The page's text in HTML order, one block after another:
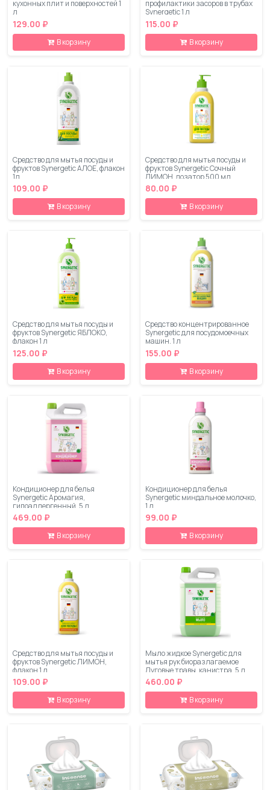
кухонных плит и поверхностей 1
л
129.00 ₽
В корзину
профилактики засоров в трубах
Synergetic 1 л
115.00 ₽
В корзину
Средство для мытья посуды и
фруктов Synergetic АЛОЕ, флакон
1л
109.00 ₽
В корзину
Средство для мытья посуды и
фруктов Synergetic Сочный
ЛИМОН, дозатор 500 мл
80.00 ₽
В корзину
Средство для мытья посуды и
фруктов Synergetic ЯБЛОКО,
флакон 1 л
125.00 ₽
В корзину
Средство концентрированное
Synergetic для посудомоечных
машин, 1 л
155.00 ₽
В корзину
Кондиционер для белья
Synergetic Аромагия,
гипоаллергенный, 5 л
469.00 ₽
В корзину
Кондиционер для белья
Synergetic миндальное молочко,
1 л
99.00 ₽
В корзину
Средство для мытья посуды и
фруктов Synergetic ЛИМОН,
флакон 1 л
109.00 ₽
В корзину
Мыло жидкое Synergetic для
мытья рук биоразлагаемое
Луговые травы, канистра, 5 л
460.00 ₽
В корзину